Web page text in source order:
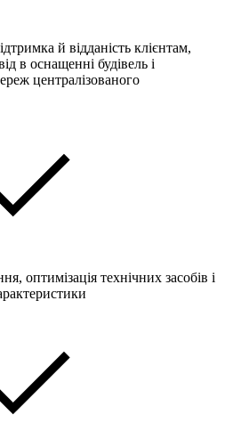
й відданість клієнтам,
в оснащенні будівель і
централізованого
оптимізація технічних засобів і